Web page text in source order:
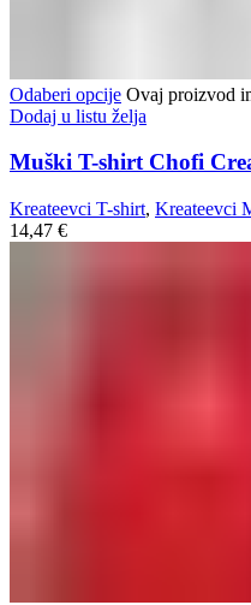
Odaberi opcije Ovaj proizvod
Dodaj u listu želja
Muški T-shirt Chofi
Kreateevci T-shirt, Kreateevci
14,47 €